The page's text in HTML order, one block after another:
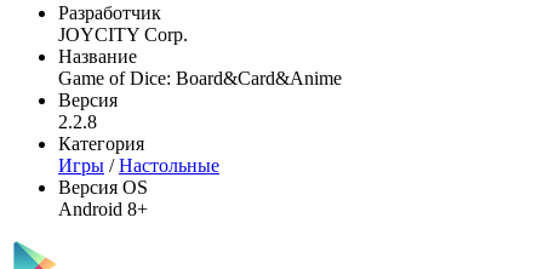
Разработчик
JOYCITY Corp.
Название
Game of Dice: Board&Card&Anime
Версия
2.2.8
Категория
Игры /Настольные
Версия OS
Android 8+